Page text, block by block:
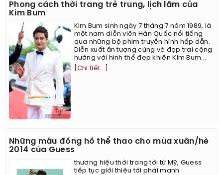
Phong cách thời trang trẻ trung, lịch lãm của
Kim Bum
Kim Bum sinh ngày 7 tháng 7 năm 1989, là
một nam diễn viên Hàn Quốc nổi tiếng
qua những bộ phim truyền hình hấp dẫn.
Diễn xuất ấn tượng cùng vẻ đẹp trai cộng
hưởng với hình thể đẹp khiến Kim Bum...
[Chi tiết...]
Những mẫu đồng hồ thể thao cho mùa xuân/hè
2014 của Guess
thương hiệu thời trang tới từ Mỹ, Guess
tiếp tục giới thiệu tới phái mạnh